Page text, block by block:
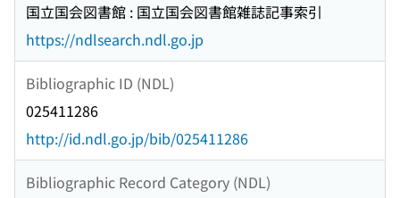
国立国会図書館 : 国立国会図書館雑誌記事索引
https://ndlsearch.ndl.go.jp
Bibliographic ID (NDL)
025411286
http://id.ndl.go.jp/bib/025411286
Bibliographic Record Category (NDL)